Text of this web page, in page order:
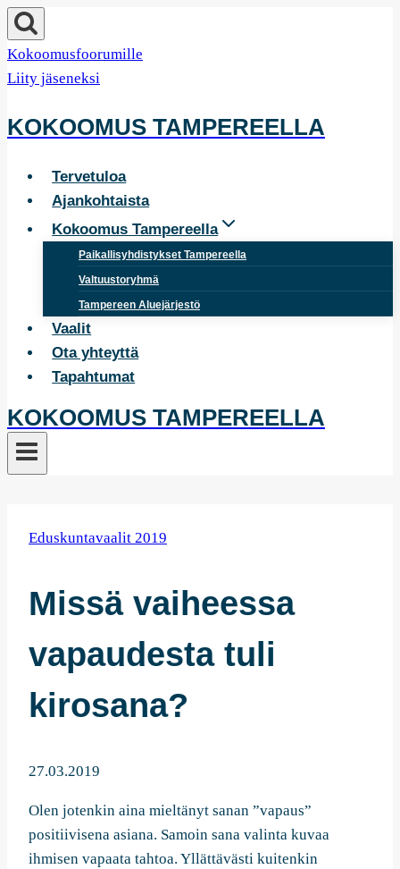
Siirry
sisältöön
Kokoomusfoorumille
Liity jäseneksi
KOKOOMUS TAMPEREELLA
Tervetuloa
Ajankohtaista
Kokoomus Tampereella
Paikallisyhdistykset Tampereella
Valtuustoryhmä
Tampereen Aluejärjestö
Vaalit
Ota yhteyttä
Tapahtumat
KOKOOMUS TAMPEREELLA
Eduskuntavaalit 2019
Missä vaiheessa
vapaudesta tuli
kirosana?
27.03.2019
Olen jotenkin aina mieltänyt sanan ”vapaus”
positiivisena asiana. Samoin sana valinta kuvaa
ihmisen vapaata tahtoa. Yllättävästi kuitenkin